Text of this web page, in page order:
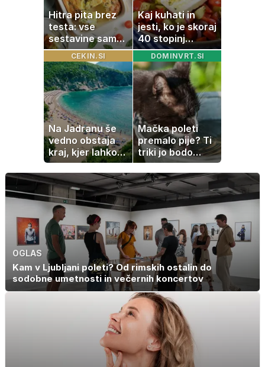
Hitra pita brez
testa: vse
sestavine samo
zmešate in
pečica opravi
ostalo
Kaj kuhati in
jesti, ko je skoraj
40 stopinj
Celzija: 5 kosil
brez prižiganja
pečice
CEKIN.SI
Na Jadranu še
vedno obstaja
kraj, kjer lahko
dopustujete
poceni:
nastanitev že od
10 evrov, kosilo
za pet evrov
DOMINVRT.SI
Mačka poleti
premalo pije? Ti
triki jo bodo
spodbudili, da
zaužije več vode
OGLAS
Kam v Ljubljani poleti? Od rimskih ostalin do
sodobne umetnosti in večernih koncertov